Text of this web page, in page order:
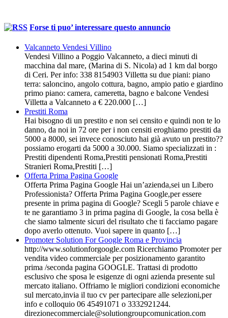
Forse ti puo’ interessare questo annuncio
Valcanneto Vendesi Villino
Vendesi Villino a Poggio Valcanneto, a dieci minuti di
macchina dal mare, (Marina di S. Nicola) ad 1 km dal borgo
di Ceri. Per info: 338 8154903 Villetta su due piani: piano
terra: saloncino, angolo cottura, bagno, ampio patio e giardino
primo piano: camera, cameretta, bagno e balcone Vendesi
Villetta a Valcanneto a € 220.000 […]
Prestiti Roma
Hai bisogno di un prestito e non sei censito e quindi non te lo
danno, da noi in 72 ore per i non censiti eroghiamo prestiti da
5000 a 8000, sei invece conosciuto hai già avuto un prestito??
possiamo erogarti da 5000 a 30.000. Siamo specializzati in :
Prestiti dipendenti Roma,Prestiti pensionati Roma,Prestiti
Stranieri Roma,Prestiti […]
Offerta Prima Pagina Google
Offerta Prima Pagina Google Hai un’azienda,sei un Libero
Professionista? Offerta Prima Pagina Google,per essere
presente in prima pagina di Google? Scegli 5 parole chiave e
te ne garantiamo 3 in prima pagina di Google, la cosa bella è
che siamo talmente sicuri del risultato che ti facciamo pagare
dopo averlo ottenuto. Vuoi sapere in quanto […]
Promoter Solution For Google Roma e Provincia
http://www.solutionforgoogle.com Ricerchiamo Promoter per
vendita video commerciale per posizionamento garantito
prima /seconda pagina GOOGLE. Trattasi di prodotto
esclusivo che sposa le esigenze di ogni azienda presente sul
mercato italiano. Offriamo le migliori condizioni economiche
sul mercato,invia il tuo cv per partecipare alle selezioni,per
info e colloquio 06 45491071 o 3332921244.
direzionecommerciale@solutiongroupcomunication.com